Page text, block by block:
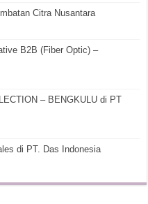
Citra Nusantara
B2B (Fiber Optic) –
– BENGKULU di PT
di PT. Das Indonesia